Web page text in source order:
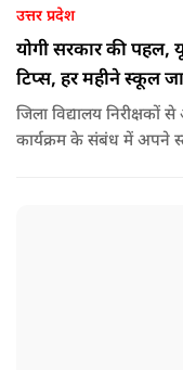
उत्तर प्रदेश
योगी सरकार की पहल,
टिप्स, हर महीने स्कूल
जिला विद्यालय निरीक्षकों
कार्यक्रम के संबंध में अपने
मुख्य सचिव, माध्यमिक